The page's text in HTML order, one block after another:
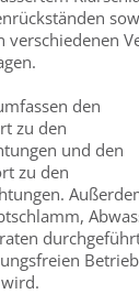
verschiedenen
den
zu den
und den
zu den